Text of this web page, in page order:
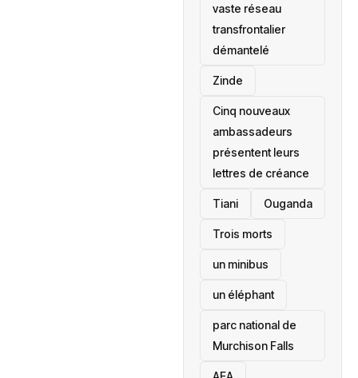
vaste réseau
transfrontalier
démantelé
Zinde
Cinq nouveaux
ambassadeurs
présentent leurs
lettres de créance
Tiani ‎Ouganda
Trois morts
un minibus
un éléphant
parc national de
Murchison Falls